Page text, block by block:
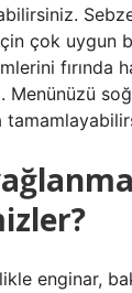
çok uygun
fırında
Menünüzü
enginar,